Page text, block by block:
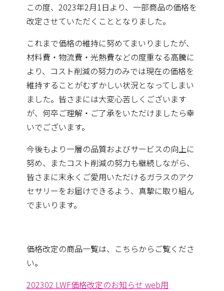
この度、2023年2月1日より、一部商品の価格を
改定させていただくこととなりました。
これまで価格の維持に努めてまいりましたが、
材料費・物流費・光熱費などの度重なる高騰に
より、コスト削減の努力のみでは現在の価格を
維持することがむずかしい状況となってしまい
ました。皆さまには大変心苦しくございます
が、何卒ご理解・ご了承をいただけましたら幸
いでございます。
今後もより一層の品質およびサービスの向上に
努め、またコスト削減の努力も継続しながら、
皆さまに末永くご愛用いただけるガラスのアク
セサリーをお届けできるよう、真摯に取り組ん
でまいります。
価格改定の商品一覧は、こちらからご覧くださ
い。
202302 LWF価格改定のお知らせ web用